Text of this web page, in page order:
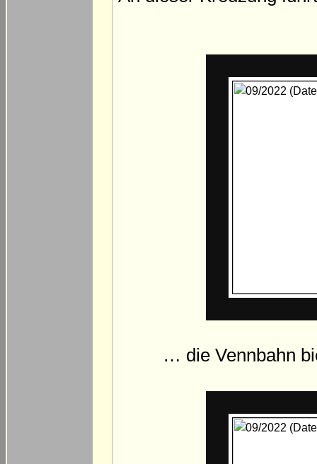
… die Vennbahn